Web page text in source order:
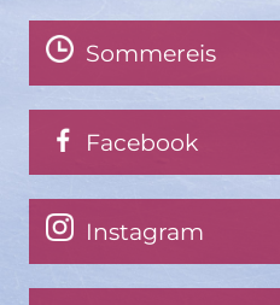
Sommereis
Facebook
Instagram